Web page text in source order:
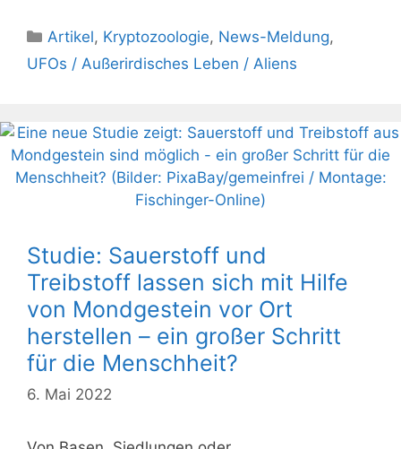
Kategorien
Artikel, Kryptozoologie, News-Meldung,
UFOs / Außerirdisches Leben / Aliens
Studie: Sauerstoff und
Treibstoff lassen sich mit Hilfe
von Mondgestein vor Ort
herstellen – ein großer Schritt
für die Menschheit?
6. Mai 2022